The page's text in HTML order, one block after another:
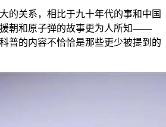
的关系，相比于九十年代的事和中国
朝和原子弹的故事更为人所知——
普的内容不恰恰是那些更少被提到的